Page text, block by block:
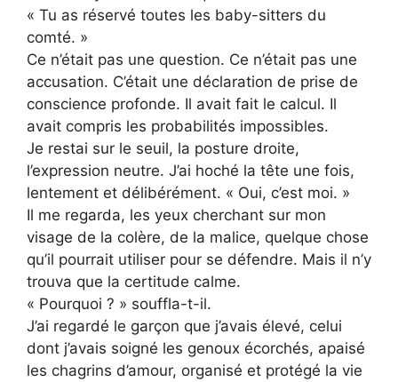
« Tu as réservé toutes les baby-sitters du
comté. »
Ce n’était pas une question. Ce n’était pas une
accusation. C’était une déclaration de prise de
conscience profonde. Il avait fait le calcul. Il
avait compris les probabilités impossibles.
Je restai sur le seuil, la posture droite,
l’expression neutre. J’ai hoché la tête une fois,
lentement et délibérément. « Oui, c’est moi. »
Il me regarda, les yeux cherchant sur mon
visage de la colère, de la malice, quelque chose
qu’il pourrait utiliser pour se défendre. Mais il n’y
trouva que la certitude calme.
« Pourquoi ? » souffla-t-il.
J’ai regardé le garçon que j’avais élevé, celui
dont j’avais soigné les genoux écorchés, apaisé
les chagrins d’amour, organisé et protégé la vie